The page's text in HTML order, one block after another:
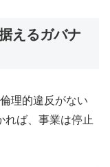
えるガバナ
理的違反がない
れば、事業は停止